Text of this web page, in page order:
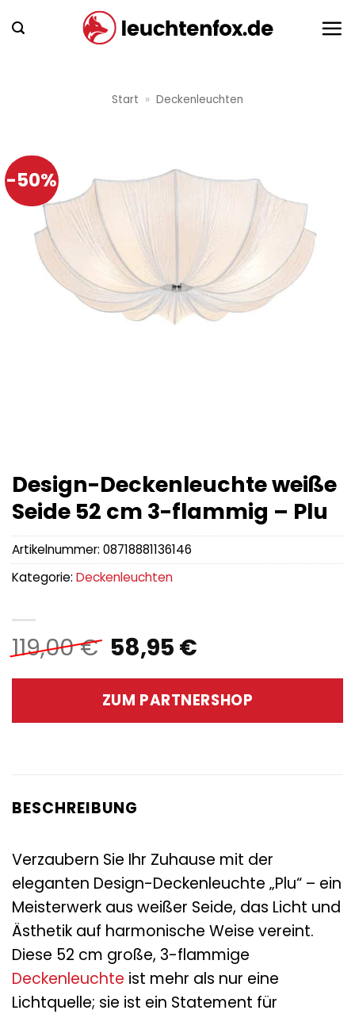
Inhalt
Start » Deckenleuchten
-50%
Design-Deckenleuchte weiße
Seide 52 cm 3-flammig – Plu
119,00€ Ursprünglicher
Preis
war:
119,00 €
58,95 €Aktueller
ist:
58,95 €.
ZUM PARTNERSHOP
Artikelnummer: 08718881136146
Kategorie: Deckenleuchten
BESCHREIBUNG
Verzaubern Sie Ihr Zuhause mit der
eleganten Design-Deckenleuchte „Plu“ – ein
Meisterwerk aus weißer Seide, das Licht und
Ästhetik auf harmonische Weise vereint.
Diese 52 cm große, 3-flammige
Deckenleuchte ist mehr als nur eine
Lichtquelle; sie ist ein Statement für